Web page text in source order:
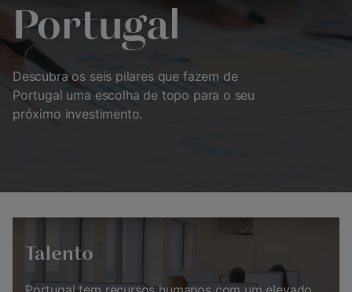
Portugal
Descubra os seis pilares que fazem de
Portugal uma escolha de topo para o seu
próximo investimento.
Talento